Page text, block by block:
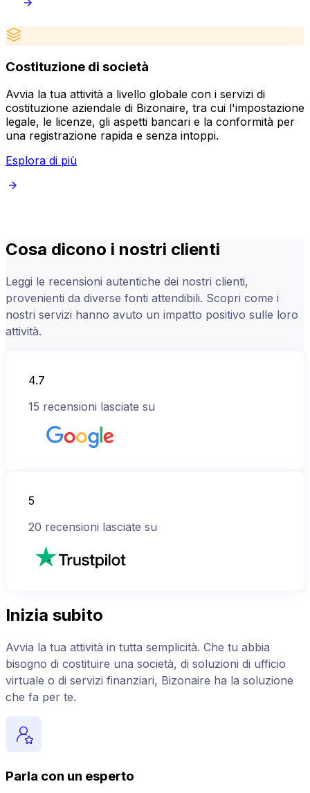
Costituzione di società
Avvia la tua attività a livello globale con i servizi di
costituzione aziendale di Bizonaire, tra cui l'impostazione
legale, le licenze, gli aspetti bancari e la conformità per
una registrazione rapida e senza intoppi.
Esplora di più
Cosa dicono i nostri clienti
Leggi le recensioni autentiche dei nostri clienti,
provenienti da diverse fonti attendibili. Scopri come i
nostri servizi hanno avuto un impatto positivo sulle loro
attività.
4.7
15 recensioni lasciate su
5
20 recensioni lasciate su
Inizia subito
Avvia la tua attività in tutta semplicità. Che tu abbia
bisogno di costituire una società, di soluzioni di ufficio
virtuale o di servizi finanziari, Bizonaire ha la soluzione
che fa per te.
Parla con un esperto